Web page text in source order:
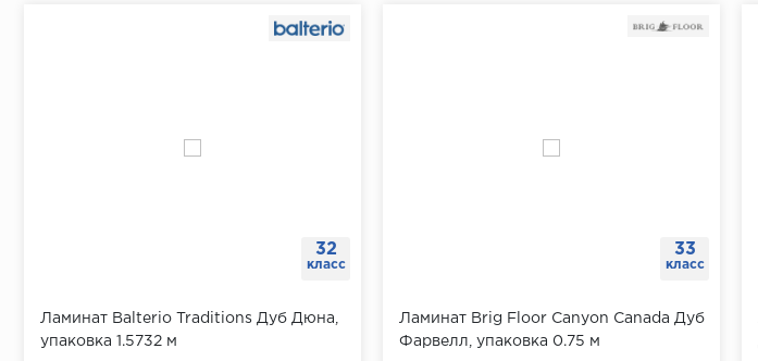
32
класс
Ламинат Balterio Traditions Дуб Дюна,
упаковка 1.5732 м
33
класс
Ламинат Brig Floor Canyon Canada Дуб
Фарвелл, упаковка 0.75 м